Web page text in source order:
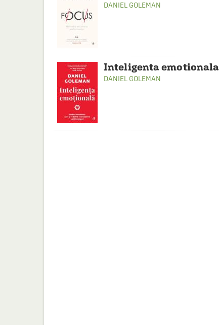
DANIEL GOLEMAN
Inteligenta emotionala
DANIEL GOLEMAN